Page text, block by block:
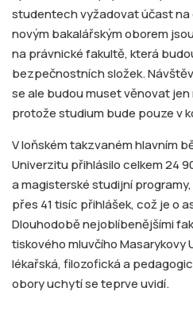
studentech vyžadovat účast
novým bakalářským oborem
na právnické fakultě, která
bezpečnostních složek.
se ale budou muset věnovat jen
protože studium bude pouze v
V loňském takzvaném hlavním
Univerzitu přihlásilo celkem 24
a magisterské studijní
přes 41 tisíc přihlášek, což je o
Dlouhodobě nejoblíbenějšími
tiskového mluvčího Masarykovy
lékařská, filozofická a
obory uchytí se teprve uvidí.